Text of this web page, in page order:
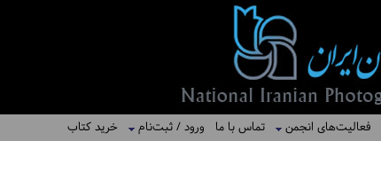
فعالیت‌های انجمن تماس با ما ورود / ثبت‌نام خرید کتاب